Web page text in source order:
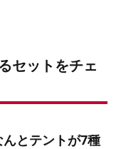
セットをチェ
とテントが7種